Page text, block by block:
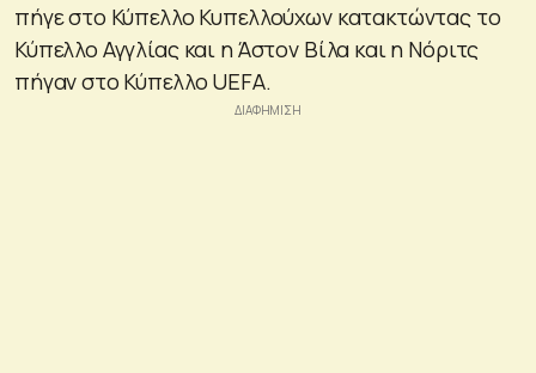
πήγε στο Κύπελλο Κυπελλούχων κατακτώντας το
Κύπελλο Αγγλίας και η Άστον Βίλα και η Νόριτς
πήγαν στο Κύπελλο UEFA.